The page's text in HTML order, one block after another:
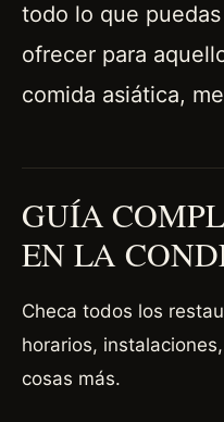
todo lo que
ofrecer para
comida asiática,
GUÍA
EN LA
Checa todos los
horarios,
cosas más.